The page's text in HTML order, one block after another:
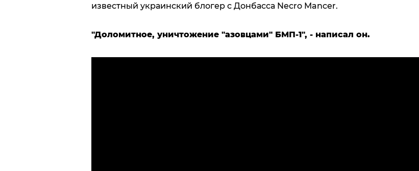
известный украинский блогер с Донбасса Necro Mancer.
"Доломитное, уничтожение "азовцами" БМП-1", - написал он.